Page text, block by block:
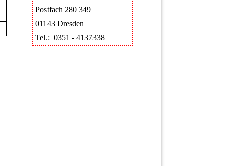
Postfach 280 349
01143 Dresden
Tel.: 0351 - 4137338